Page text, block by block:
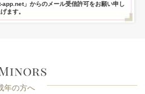
」からのメール受信許可をお願い申し
げます。
年の方へ